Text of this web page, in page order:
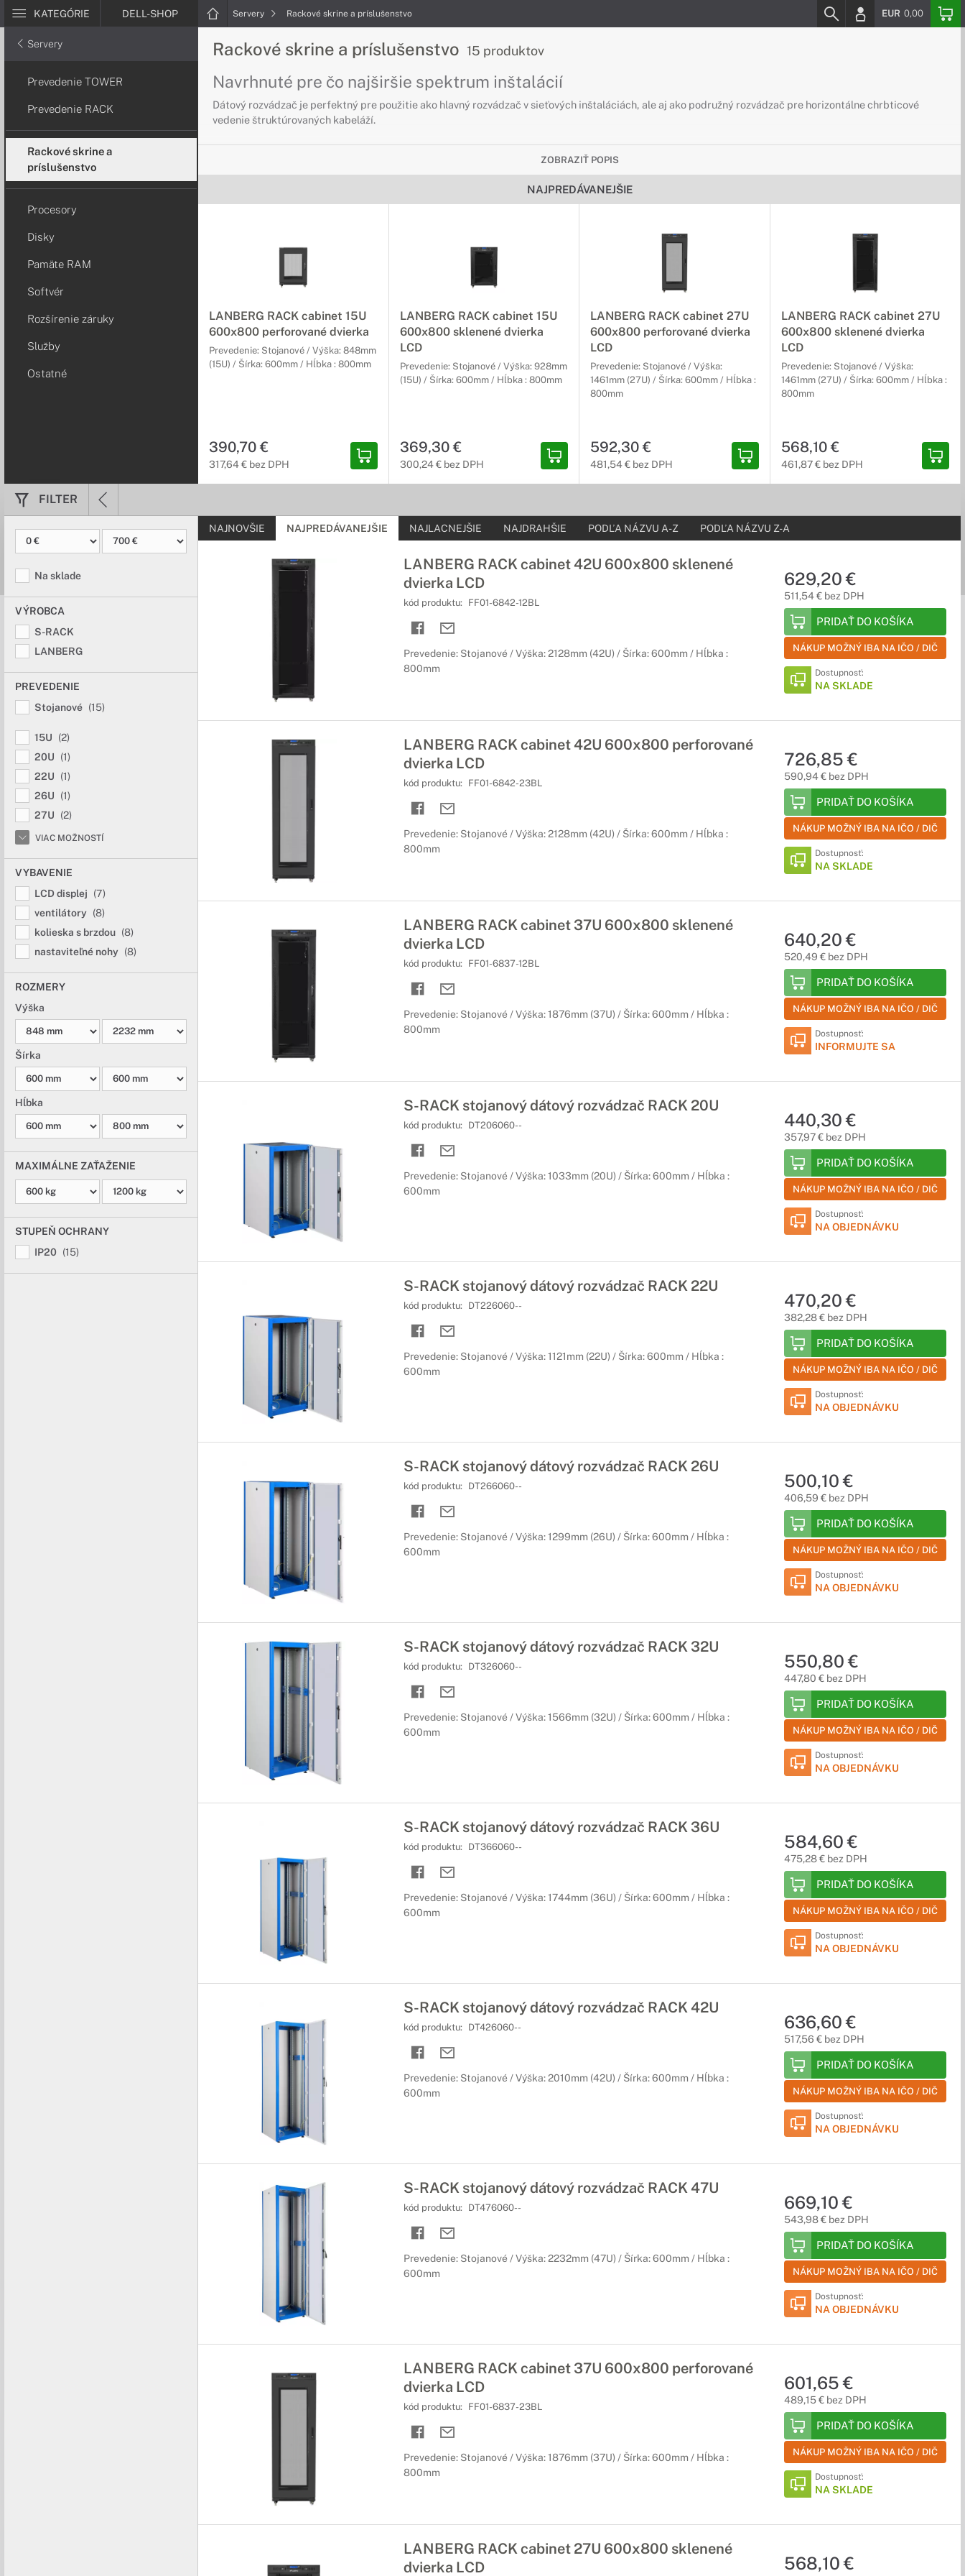
KATEGÓRIE DELL-SHOP Servery Rackové skrine a príslušenstvo EUR 0,00
Servery
Prevedenie TOWER
Prevedenie RACK
Rackové skrine a
príslušenstvo
Procesory
Disky
Pamäte RAM
Softvér
Rozšírenie záruky
Služby
Ostatné
Rackové skrine a príslušenstvo 15 produktov
Navrhnuté pre čo najširšie spektrum inštalácií
Dátový rozvádzač je perfektný pre použitie ako hlavný rozvádzač v sieťových inštaláciách, ale aj ako podružný rozvádzač pre horizontálne chrbticové
vedenie štruktúrovaných kabeláží.
ZOBRAZIŤ POPIS
NAJPREDÁVANEJŠIE
LANBERG RACK cabinet 15U
600x800 perforované dvierka
Prevedenie: Stojanové / Výška: 848mm
(15U) / Šírka: 600mm / Hĺbka : 800mm
390,70 €
317,64 € bez DPH
LANBERG RACK cabinet 15U
600x800 sklenené dvierka
LCD
Prevedenie: Stojanové / Výška: 928mm
(15U) / Šírka: 600mm / Hĺbka : 800mm
369,30 €
300,24 € bez DPH
LANBERG RACK cabinet 27U
600x800 perforované dvierka
LCD
Prevedenie: Stojanové / Výška:
1461mm (27U) / Šírka: 600mm / Hĺbka :
800mm
592,30 €
481,54 € bez DPH
LANBERG RACK cabinet 27U
600x800 sklenené dvierka
LCD
Prevedenie: Stojanové / Výška:
1461mm (27U) / Šírka: 600mm / Hĺbka :
800mm
568,10 €
461,87 € bez DPH
FILTER
Na sklade
VÝROBCA
S-RACK
LANBERG
PREVEDENIE
Stojanové (15)
15U
(2)
20U
(1)
22U
(1)
26U
(1)
27U
(2)
VIAC MOŽNOSTÍ
VYBAVENIE
LCD displej
(7)
ventilátory (8)
kolieska s brzdou (8)
nastaviteľné nohy (8)
ROZMERY
Výška
Šírka
Hĺbka
MAXIMÁLNE ZAŤAŽENIE
STUPEŇ OCHRANY
IP20
(15)
NAJNOVŠIE NAJPREDÁVANEJŠIE NAJLACNEJŠIE NAJDRAHŠIE PODĽA NÁZVU A-Z PODĽA NÁZVU Z-A
LANBERG RACK cabinet 42U 600x800 sklenené
dvierka LCD
kód produktu: FF01-6842-12BL
Prevedenie: Stojanové / Výška: 2128mm (42U) / Šírka: 600mm / Hĺbka :
800mm
629,20 €
511,54 € bez DPH
PRIDAŤ DO KOŠÍKA
NÁKUP MOŽNÝ IBA NA IČO / DIČ
Dostupnosť:
NA SKLADE
LANBERG RACK cabinet 42U 600x800 perforované
dvierka LCD
kód produktu: FF01-6842-23BL
Prevedenie: Stojanové / Výška: 2128mm (42U) / Šírka: 600mm / Hĺbka :
800mm
726,85 €
590,94 € bez DPH
PRIDAŤ DO KOŠÍKA
NÁKUP MOŽNÝ IBA NA IČO / DIČ
Dostupnosť:
NA SKLADE
LANBERG RACK cabinet 37U 600x800 sklenené
dvierka LCD
kód produktu: FF01-6837-12BL
Prevedenie: Stojanové / Výška: 1876mm (37U) / Šírka: 600mm / Hĺbka :
800mm
640,20 €
520,49 € bez DPH
PRIDAŤ DO KOŠÍKA
NÁKUP MOŽNÝ IBA NA IČO / DIČ
Dostupnosť:
INFORMUJTE SA
S-RACK stojanový dátový rozvádzač RACK 20U
kód produktu: DT206060--
Prevedenie: Stojanové / Výška: 1033mm (20U) / Šírka: 600mm / Hĺbka :
600mm
440,30 €
357,97 € bez DPH
PRIDAŤ DO KOŠÍKA
NÁKUP MOŽNÝ IBA NA IČO / DIČ
Dostupnosť:
NA OBJEDNÁVKU
S-RACK stojanový dátový rozvádzač RACK 22U
kód produktu: DT226060--
Prevedenie: Stojanové / Výška: 1121mm (22U) / Šírka: 600mm / Hĺbka :
600mm
470,20 €
382,28 € bez DPH
PRIDAŤ DO KOŠÍKA
NÁKUP MOŽNÝ IBA NA IČO / DIČ
Dostupnosť:
NA OBJEDNÁVKU
S-RACK stojanový dátový rozvádzač RACK 26U
kód produktu: DT266060--
Prevedenie: Stojanové / Výška: 1299mm (26U) / Šírka: 600mm / Hĺbka :
600mm
500,10 €
406,59 € bez DPH
PRIDAŤ DO KOŠÍKA
NÁKUP MOŽNÝ IBA NA IČO / DIČ
Dostupnosť:
NA OBJEDNÁVKU
S-RACK stojanový dátový rozvádzač RACK 32U
kód produktu: DT326060--
Prevedenie: Stojanové / Výška: 1566mm (32U) / Šírka: 600mm / Hĺbka :
600mm
550,80 €
447,80 € bez DPH
PRIDAŤ DO KOŠÍKA
NÁKUP MOŽNÝ IBA NA IČO / DIČ
Dostupnosť:
NA OBJEDNÁVKU
S-RACK stojanový dátový rozvádzač RACK 36U
kód produktu: DT366060--
Prevedenie: Stojanové / Výška: 1744mm (36U) / Šírka: 600mm / Hĺbka :
600mm
584,60 €
475,28 € bez DPH
PRIDAŤ DO KOŠÍKA
NÁKUP MOŽNÝ IBA NA IČO / DIČ
Dostupnosť:
NA OBJEDNÁVKU
S-RACK stojanový dátový rozvádzač RACK 42U
kód produktu: DT426060--
Prevedenie: Stojanové / Výška: 2010mm (42U) / Šírka: 600mm / Hĺbka :
600mm
636,60 €
517,56 € bez DPH
PRIDAŤ DO KOŠÍKA
NÁKUP MOŽNÝ IBA NA IČO / DIČ
Dostupnosť:
NA OBJEDNÁVKU
S-RACK stojanový dátový rozvádzač RACK 47U
kód produktu: DT476060--
Prevedenie: Stojanové / Výška: 2232mm (47U) / Šírka: 600mm / Hĺbka :
600mm
669,10 €
543,98 € bez DPH
PRIDAŤ DO KOŠÍKA
NÁKUP MOŽNÝ IBA NA IČO / DIČ
Dostupnosť:
NA OBJEDNÁVKU
LANBERG RACK cabinet 37U 600x800 perforované
dvierka LCD
kód produktu: FF01-6837-23BL
Prevedenie: Stojanové / Výška: 1876mm (37U) / Šírka: 600mm / Hĺbka :
800mm
601,65 €
489,15 € bez DPH
PRIDAŤ DO KOŠÍKA
NÁKUP MOŽNÝ IBA NA IČO / DIČ
Dostupnosť:
NA SKLADE
LANBERG RACK cabinet 27U 600x800 sklenené
dvierka LCD
568,10 €